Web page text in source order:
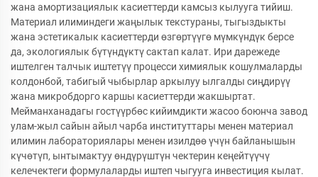
жана амортизациялык касиеттерди камсыз кылууга тийиш.
Материал илиминдеги жаңылык текстураны, тыгыздыкты
жана эстетикалык касиеттерди өзгөртүүгө мүмкүндүк берсе
да, экологиялык бүтүндүктү сактап калат. Ири дарежеде
иштелген талчык иштетүү процесси химиялык кошулмаларды
колдонбой, табигый чыбырлар аркылуу ылгалды сиңдирүү
жана микробдорго каршы касиеттерди жакшыртат.
Мейманханадагы гостүүрбөс кийимдикти жасоо боюнча завод
улам-жыл сайын айыл чарба институттары менен материал
илимин лабораториялары менен изилдөө үчүн байланышын
күчөтүп, ынтымактуу өндүрүштүн чектерин кеңейтүүчү
келечектеги формулаларды иштеп чыгууга инвестиция кылат.